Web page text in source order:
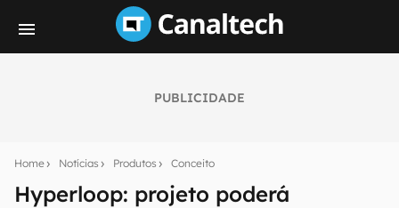
PUBLICIDADE
Home Notícias Produtos Conceito
Hyperloop: projeto poderá
notícias e reviews sobre tecnologia em primeira